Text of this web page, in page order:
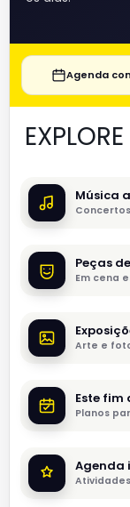
Agenda
Música
Peças
Em cena
Arte e
Este fim
Planos
Agenda